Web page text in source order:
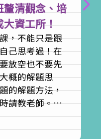
清觀念、培
大資工所！
，不能只是跟
己思考過！在
放空也不要先
概的解題思
的解題方法，
請教老師。…